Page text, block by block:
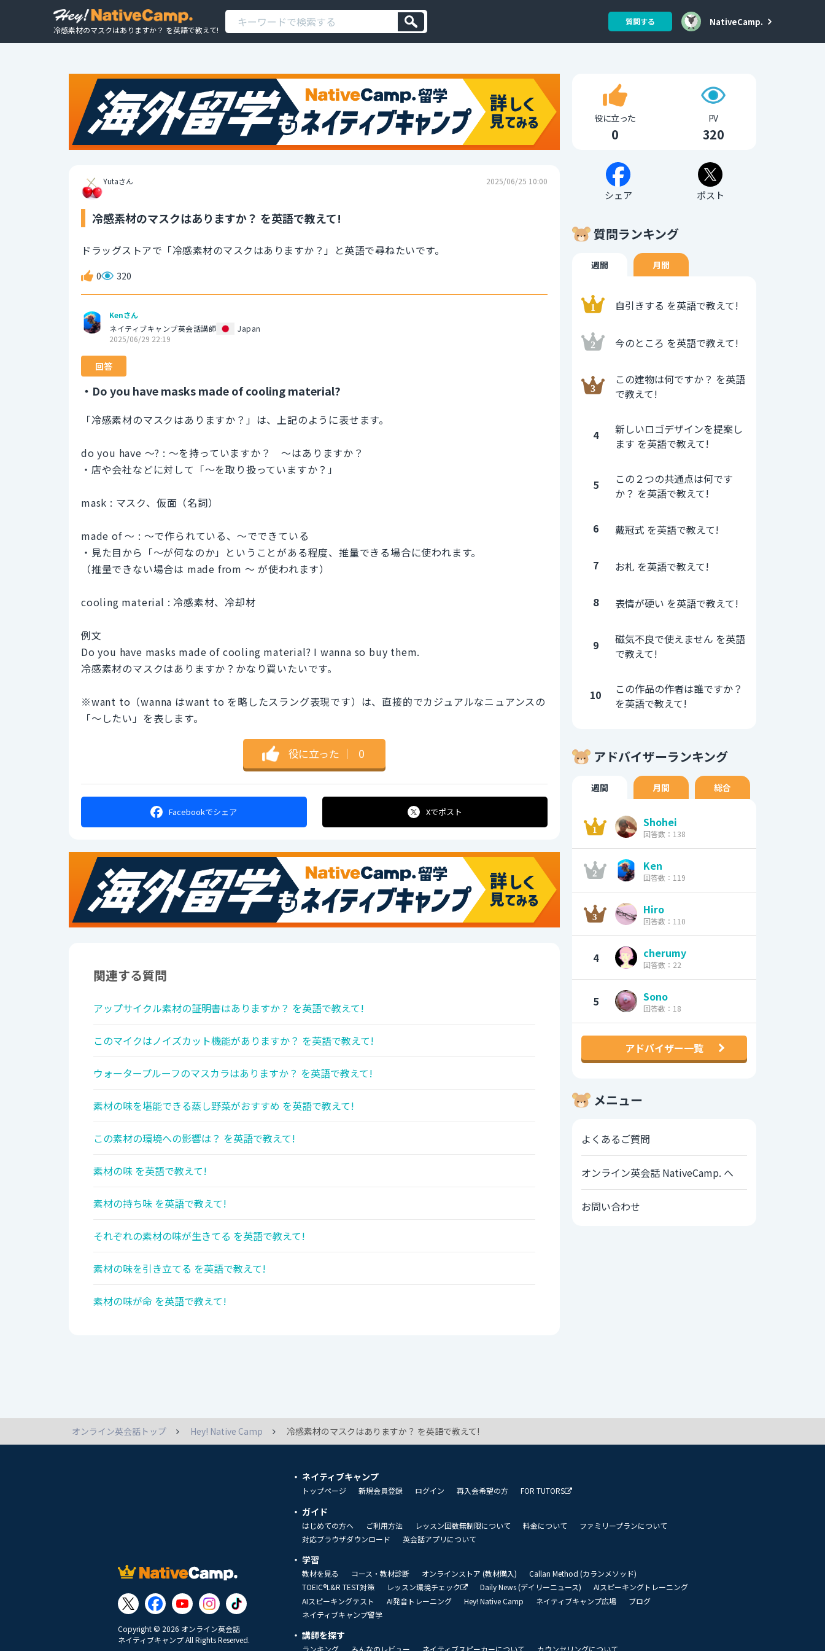
冷感素材のマスクはありますか？ を英語で教えて!
質問する NativeCamp.
Yutaさん 2025/06/25 10:00
冷感素材のマスクはありますか？ を英語で教えて!
ドラッグストアで「冷感素材のマスクはありますか？」と英語で尋ねたいです。
0 320
Kenさん
ネイティブキャンプ英会話講師
Japan
2025/06/29 22:19
回答
・Do you have masks made of cooling material?
「冷感素材のマスクはありますか？」は、上記のように表せます。
do you have 〜? : 〜を持っていますか？ 〜はありますか？
・店や会社などに対して「〜を取り扱っていますか？」
mask : マスク、仮面（名詞）
made of 〜 : 〜で作られている、〜でできている
・見た目から「〜が何なのか」ということがある程度、推量できる場合に使われます。
（推量できない場合は made from 〜 が使われます）
cooling material : 冷感素材、冷却材
例文
Do you have masks made of cooling material? I wanna so buy them.
冷感素材のマスクはありますか？かなり買いたいです。
※want to（wanna はwant to を略したスラング表現です）は、直接的でカジュアルなニュアンスの
「〜したい」を表します。
役に立った ｜ 0
Facebookでシェア Xでポスト
関連する質問
アップサイクル素材の証明書はありますか？ を英語で教えて!
このマイクはノイズカット機能がありますか？ を英語で教えて!
ウォータープルーフのマスカラはありますか？ を英語で教えて!
素材の味を堪能できる蒸し野菜がおすすめ を英語で教えて!
この素材の環境への影響は？ を英語で教えて!
素材の味 を英語で教えて!
素材の持ち味 を英語で教えて!
それぞれの素材の味が生きてる を英語で教えて!
素材の味を引き立てる を英語で教えて!
素材の味が命 を英語で教えて!
役に立った
0
PV
320
シェア ポスト
質問ランキング
週間 月間
自引きする を英語で教えて!
今のところ を英語で教えて!
この建物は何ですか？ を英語
で教えて!
4
新しいロゴデザインを提案し
ます を英語で教えて!
5
この２つの共通点は何です
か？ を英語で教えて!
6 戴冠式 を英語で教えて!
7 お札 を英語で教えて!
8 表情が硬い を英語で教えて!
9
磁気不良で使えません を英語
で教えて!
10
この作品の作者は誰ですか？
を英語で教えて!
アドバイザーランキング
週間 月間 総合
Shohei
回答数：138
Ken
回答数：119
Hiro
回答数：110
4 cherumy
回答数：22
5 Sono
回答数：18
アドバイザー一覧
メニュー
よくあるご質問
オンライン英会話 NativeCamp. へ
お問い合わせ
オンライン英会話トップ Hey! Native Camp 冷感素材のマスクはありますか？ を英語で教えて!
Copyright © 2026 オンライン英会話
ネイティブキャンプ All Rights Reserved.
ネイティブキャンプ
トップページ 新規会員登録 ログイン 再入会希望の方 FOR TUTORS
ガイド
はじめての方へ ご利用方法 レッスン回数無制限について 料金について
ファミリープランについて
対応ブラウザダウンロード
英会話アプリについて
学習
教材を見る コース・教材診断 オンラインストア (教材購入)
Callan Method (カランメソッド)
TOEIC®L&R TEST対策
レッスン環境チェック Daily News (デイリーニュース)
AIスピーキングトレーニング
AIスピーキングテスト
AI発音トレーニング Hey! Native Camp ネイティブキャンプ広場
ブログ
ネイティブキャンプ留学
講師を探す